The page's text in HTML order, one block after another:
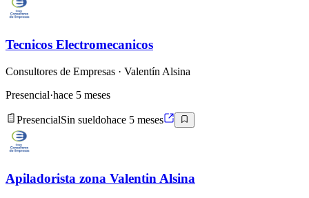
Tecnicos Electromecanicos
Consultores de Empresas · Valentín Alsina
Presencial·hace 5 meses
PresencialSin sueldohace 5 meses
Apiladorista zona Valentin Alsina